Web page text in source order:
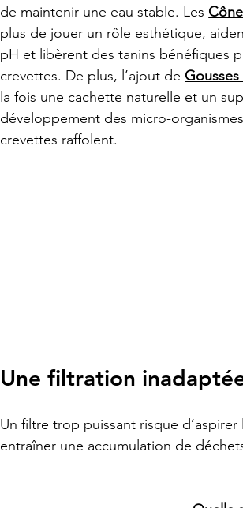
de maintenir une eau stable. Les
plus de jouer un rôle esthétique,
pH et libèrent des tanins bénéfiques
crevettes. De plus, l’ajout de
la fois une cachette naturelle et un
développement des micro-
crevettes raffolent.
Une filtration
Un filtre trop puissant risque
entraîner une accumulation de